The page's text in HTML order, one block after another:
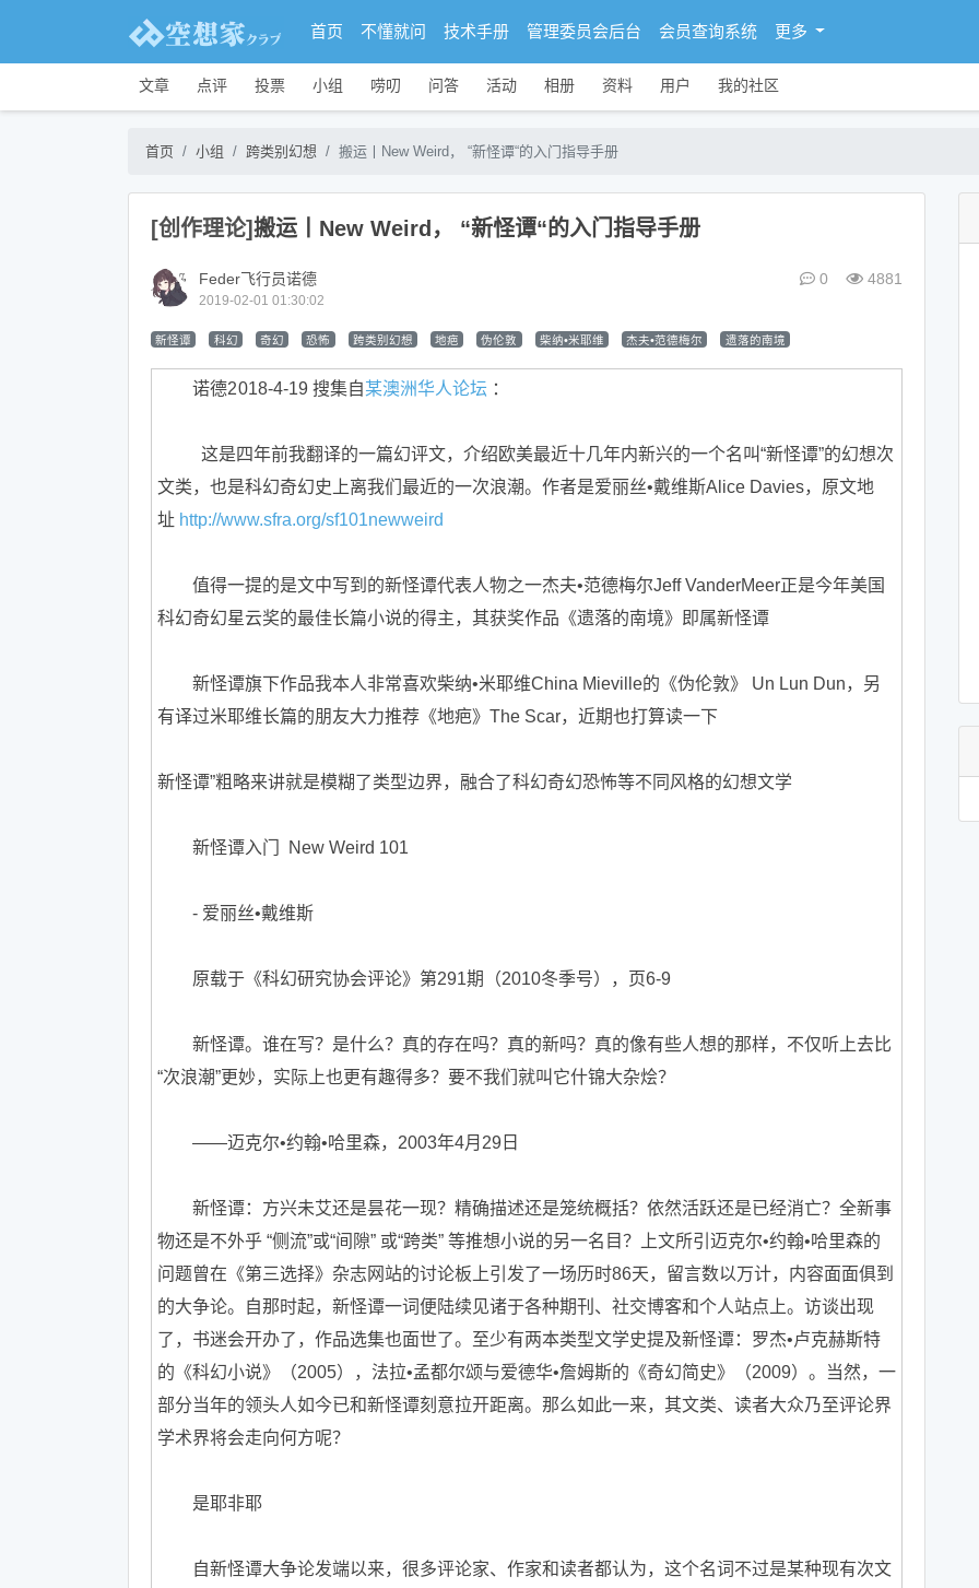
首页 不懂就问 技术手册 管理委员会后台 会员查询系统 更多
文章 点评 投票 小组 唠叨 问答 活动 相册 资料 用户 我的社区
首页 小组 跨类别幻想 搬运丨New Weird， “新怪谭“的入门指导手册
[创作理论]搬运丨New Weird， “新怪谭“的入门指导手册
Feder飞行员诺德
2019-02-01 01:30:02
0 4881
新怪谭 科幻 奇幻 恐怖 跨类别幻想 地疤 伪伦敦 柴纳•米耶维 杰夫•范德梅尔 遗落的南境
诺德2018-4-19搜集自某澳洲华人论坛 ：
这是四年前我翻译的一篇幻评文，介绍欧美最近十几年内新兴的一个名叫“新怪谭”的幻想次
文类，也是科幻奇幻史上离我们最近的一次浪潮。作者是爱丽丝•戴维斯Alice Davies，原文地
址 http://www.sfra.org/sf101newweird
值得一提的是文中写到的新怪谭代表人物之一杰夫•范德梅尔Jeff VanderMeer正是今年美国
科幻奇幻星云奖的最佳长篇小说的得主，其获奖作品《遗落的南境》即属新怪谭
新怪谭旗下作品我本人非常喜欢柴纳•米耶维China Mieville的《伪伦敦》 Un Lun Dun，另
有译过米耶维长篇的朋友大力推荐《地疤》The Scar，近期也打算读一下
新怪谭”粗略来讲就是模糊了类型边界，融合了科幻奇幻恐怖等不同风格的幻想文学
新怪谭入门 New Weird 101
- 爱丽丝•戴维斯
原载于《科幻研究协会评论》第291期（2010冬季号），页6-9
新怪谭。谁在写？是什么？真的存在吗？真的新吗？真的像有些人想的那样，不仅听上去比
“次浪潮”更妙，实际上也更有趣得多？要不我们就叫它什锦大杂烩？
——迈克尔•约翰•哈里森，2003年4月29日
新怪谭：方兴未艾还是昙花一现？精确描述还是笼统概括？依然活跃还是已经消亡？全新事
物还是不外乎 “侧流”或“间隙” 或“跨类” 等推想小说的另一名目？上文所引迈克尔•约翰•哈里森的
问题曾在《第三选择》杂志网站的讨论板上引发了一场历时86天，留言数以万计，内容面面俱到
的大争论。自那时起，新怪谭一词便陆续见诸于各种期刊、社交博客和个人站点上。访谈出现
了，书迷会开办了，作品选集也面世了。至少有两本类型文学史提及新怪谭：罗杰•卢克赫斯特
的《科幻小说》（2005），法拉•孟都尔颂与爱德华•詹姆斯的《奇幻简史》（2009）。当然，一
部分当年的领头人如今已和新怪谭刻意拉开距离。那么如此一来，其文类、读者大众乃至评论界
学术界将会走向何方呢？
是耶非耶
自新怪谭大争论发端以来，很多评论家、作家和读者都认为，这个名词不过是某种现有次文